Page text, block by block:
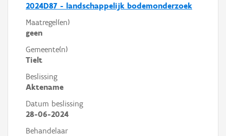
2024D87 - landschappelijk bodemonderzoek
Maatregel(en)
geen
Gemeente(n)
Tielt
Beslissing
Aktename
Datum beslissing
28-06-2024
Behandelaar